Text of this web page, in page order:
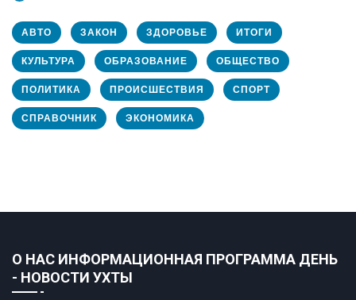
АВТО ЗАКОН ЗДОРОВЬЕ ИТОГИ
КУЛЬТУРА ОБРАЗОВАНИЕ ОБЩЕСТВО
ПОЛИТИКА ПРОИСШЕСТВИЯ СПОРТ
СПРАВОЧНИК ЭКОНОМИКА
О НАС ИНФОРМАЦИОННАЯ ПРОГРАММА ДЕНЬ
- НОВОСТИ УХТЫ